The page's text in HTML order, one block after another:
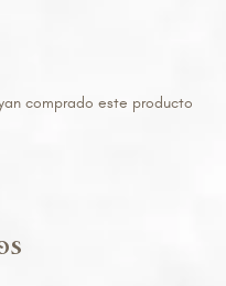
comprado este producto